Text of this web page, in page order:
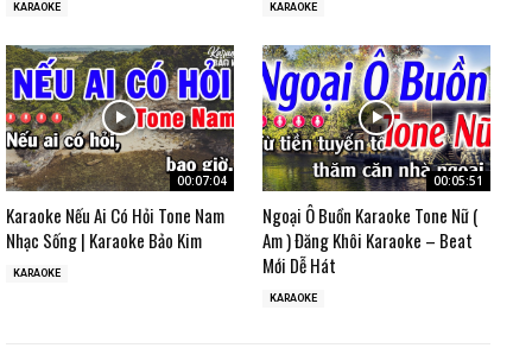
KARAOKE KARAOKE
00:07:04
Karaoke Nếu Ai Có Hỏi Tone Nam
Nhạc Sống | Karaoke Bảo Kim
KARAOKE
00:05:51
Ngoại Ô Buồn Karaoke Tone Nữ (
Am ) Đăng Khôi Karaoke – Beat
Mới Dễ Hát
KARAOKE